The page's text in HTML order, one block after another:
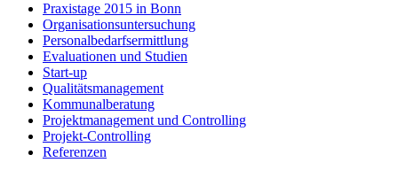
Praxistage 2015 in Bonn
Organisationsuntersuchung
Personalbedarfsermittlung
Evaluationen und Studien
Start-up
Qualitätsmanagement
Kommunalberatung
Projektmanagement und Controlling
Projekt-Controlling
Referenzen